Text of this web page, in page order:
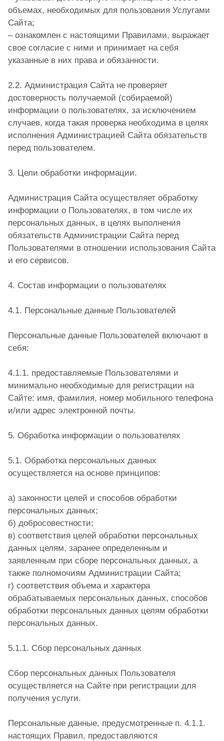
объемах, необходимых для пользования Услугами
Сайта;
– ознакомлен с настоящими Правилами, выражает
свое согласие с ними и принимает на себя
указанные в них права и обязанности.
2.2. Администрация Сайта не проверяет
достоверность получаемой (собираемой)
информации о пользователях, за исключением
случаев, когда такая проверка необходима в целях
исполнения Администрацией Сайта обязательств
перед пользователем.
3. Цели обработки информации.
Администрация Сайта осуществляет обработку
информации о Пользователях, в том числе их
персональных данных, в целях выполнения
обязательств Администрации Сайта перед
Пользователями в отношении использования Сайта
и его сервисов.
4. Состав информации о пользователях
4.1. Персональные данные Пользователей
Персональные данные Пользователей включают в
себя:
4.1.1. предоставляемые Пользователями и
минимально необходимые для регистрации на
Сайте: имя, фамилия, номер мобильного телефона
и/или адрес электронной почты.
5. Обработка информации о пользователях
5.1. Обработка персональных данных
осуществляется на основе принципов:
а) законности целей и способов обработки
персональных данных;
б) добросовестности;
в) соответствия целей обработки персональных
данных целям, заранее определенным и
заявленным при сборе персональных данных, а
также полномочиям Администрации Сайта;
г) соответствия объема и характера
обрабатываемых персональных данных, способов
обработки персональных данных целям обработки
персональных данных.
5.1.1. Сбор персональных данных
Сбор персональных данных Пользователя
осуществляется на Сайте при регистрации для
получения услуги.
Персональные данные, предусмотренные п. 4.1.1.
настоящих Правил, предоставляются